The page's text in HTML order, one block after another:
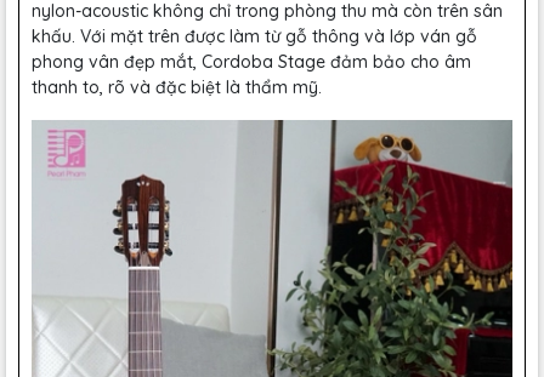
nylon-acoustic không chỉ trong phòng thu mà còn trên sân
khấu. Với mặt trên được làm từ gỗ thông và lớp ván gỗ
phong vân đẹp mắt, Cordoba Stage đảm bảo cho âm
thanh to, rõ và đặc biệt là thẩm mỹ.